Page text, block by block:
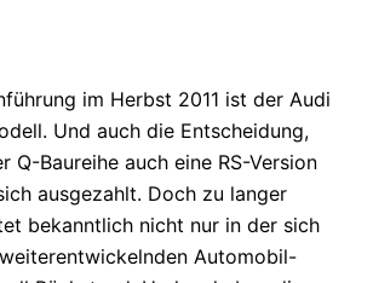
im Herbst 2011 ist der Audi
Und auch die Entscheidung,
Q-Baureihe auch eine RS-Version
ausgezahlt. Doch zu langer
bekanntlich nicht nur in der sich
Automobil-